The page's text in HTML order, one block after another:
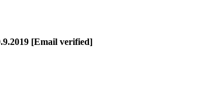
[Email verified]